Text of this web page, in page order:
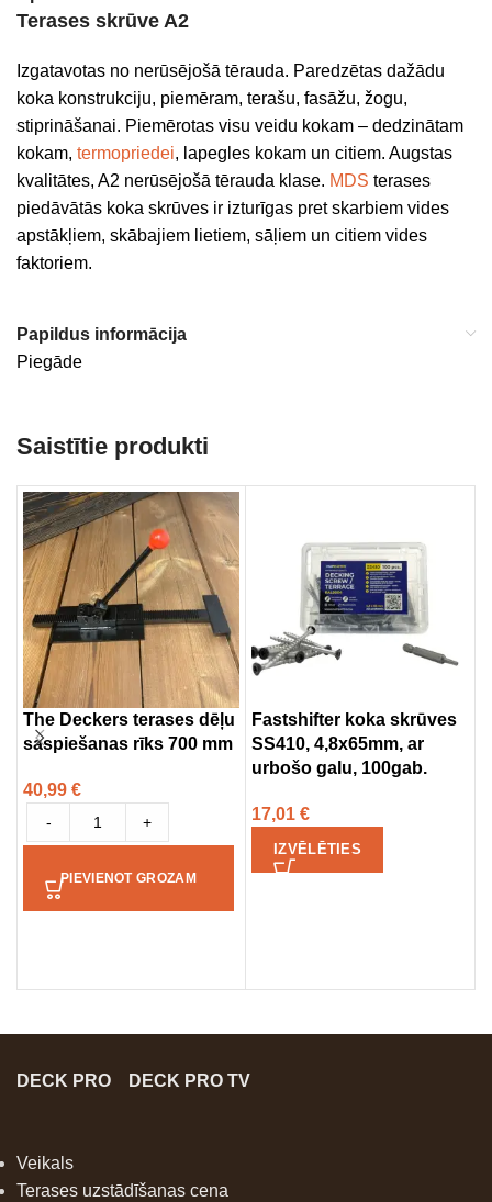
Terases skrūve A2
Izgatavotas no nerūsējošā tērauda. Paredzētas dažādu
koka konstrukciju, piemēram, terašu, fasāžu, žogu,
stiprināšanai. Piemērotas visu veidu kokam – dedzinātam
kokam, termopriedei, lapegles kokam un citiem. Augstas
kvalitātes, A2 nerūsējošā tērauda klase. MDS terases
piedāvātās koka skrūves ir izturīgas pret skarbiem vides
apstākļiem, skābajiem lietiem, sāļiem un citiem vides
faktoriem.
Papildus informācija
Piegāde
Saistītie produkti
The Deckers terases dēļu
saspiešanas rīks 700 mm
40,99 €
- +
PIEVIENOT GROZAM
Fastshifter koka skrūves
SS410, 4,8x65mm, ar
urbošo galu, 100gab.
17,01 €
IZVĒLĒTIES
DECK PRO DECK PRO TV
Veikals
Terases uzstādīšanas cena